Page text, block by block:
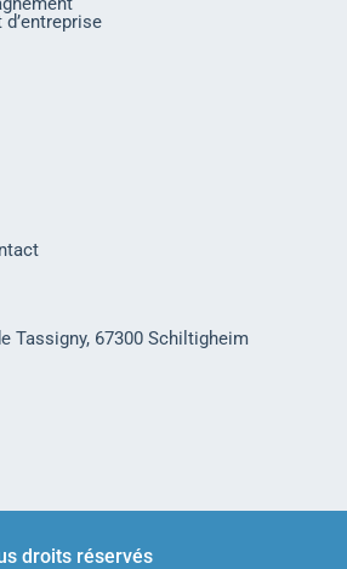
d’entreprise
Tassigny, 67300 Schiltigheim
droits réservés